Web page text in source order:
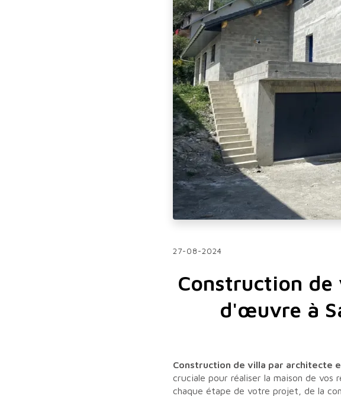
27-08-2024
Construction
d'œuvre à
Construction de villa par architecte
cruciale pour réaliser la maison de vos
chaque étape de votre projet, de la